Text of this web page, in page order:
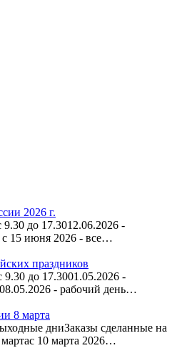
2026 г.
9.30 до 17.3012.06.2026 -
15 июня 2026 - все…
праздников
9.30 до 17.3001.05.2026 -
- рабочий день…
8 марта
дниЗаказы сделанные на
мартас 10 марта 2026…